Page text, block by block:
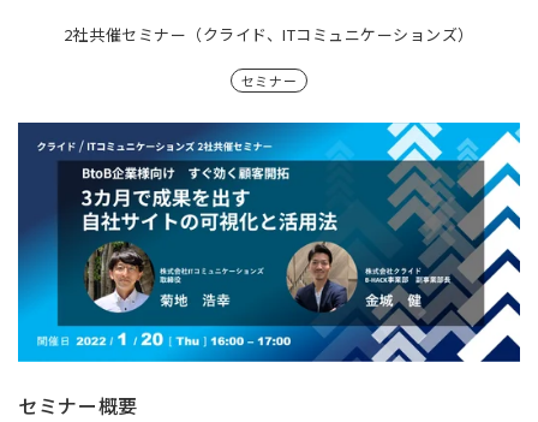
2社共催セミナー（クライド、ITコミュニケーションズ）
セミナー
セミナー概要